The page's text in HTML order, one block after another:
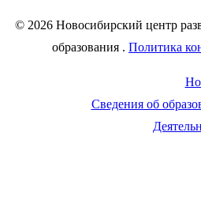
© 2026 Новосибирский центр
образования . Политика
Сведения об